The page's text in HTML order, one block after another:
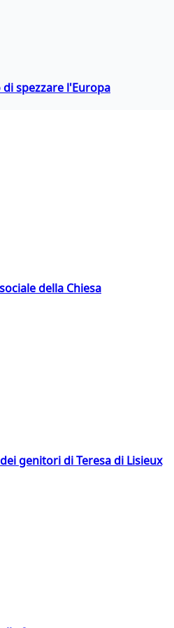
spezzare l'Europa
della Chiesa
genitori di Teresa di Lisieux